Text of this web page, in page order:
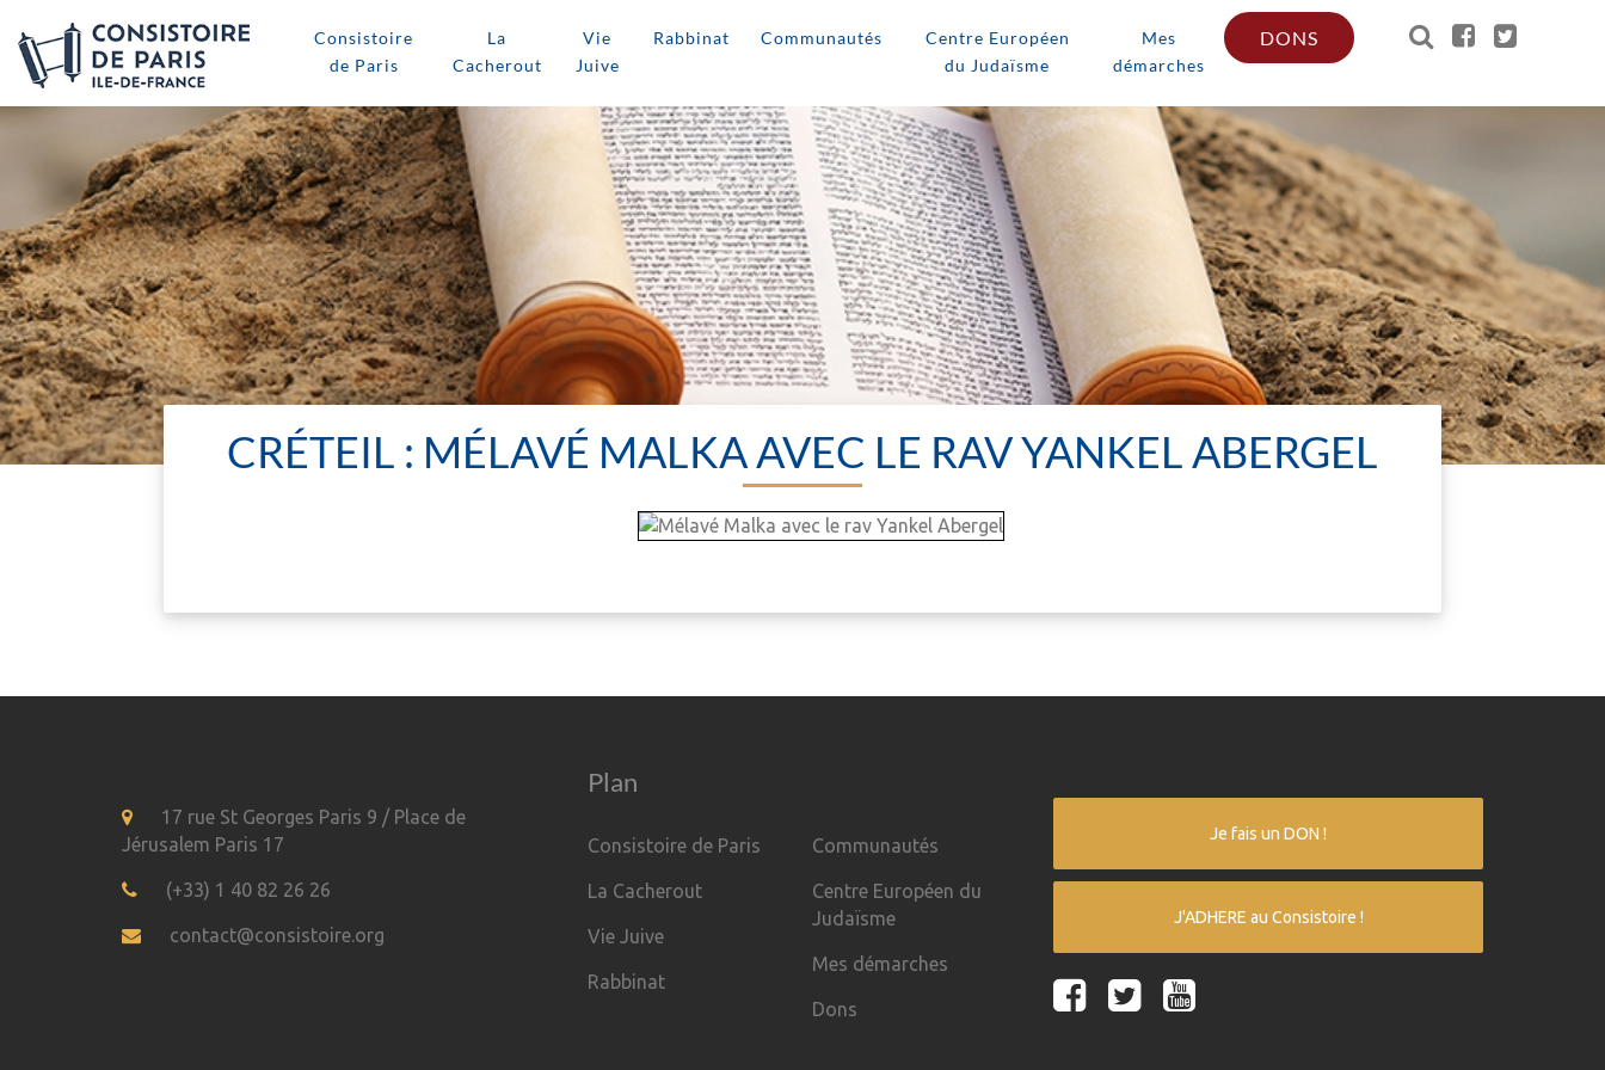
Consistoire
de Paris
La
Cacherout
Vie
Juive
Rabbinat Communautés
Centre Européen
du Judaïsme
Mes
démarches
DONS
CRÉTEIL : MÉLAVÉ MALKA AVEC LE RAV YANKEL ABERGEL
17 rue St Georges Paris 9 / Place de
Jérusalem Paris 17
(+33) 1 40 82 26 26
contact@consistoire.org
Plan
Consistoire de Paris
La Cacherout
Vie Juive
Rabbinat
Communautés
Centre Européen du
Judaïsme
Mes démarches
Dons
Je fais un DON !
J'ADHERE au Consistoire !